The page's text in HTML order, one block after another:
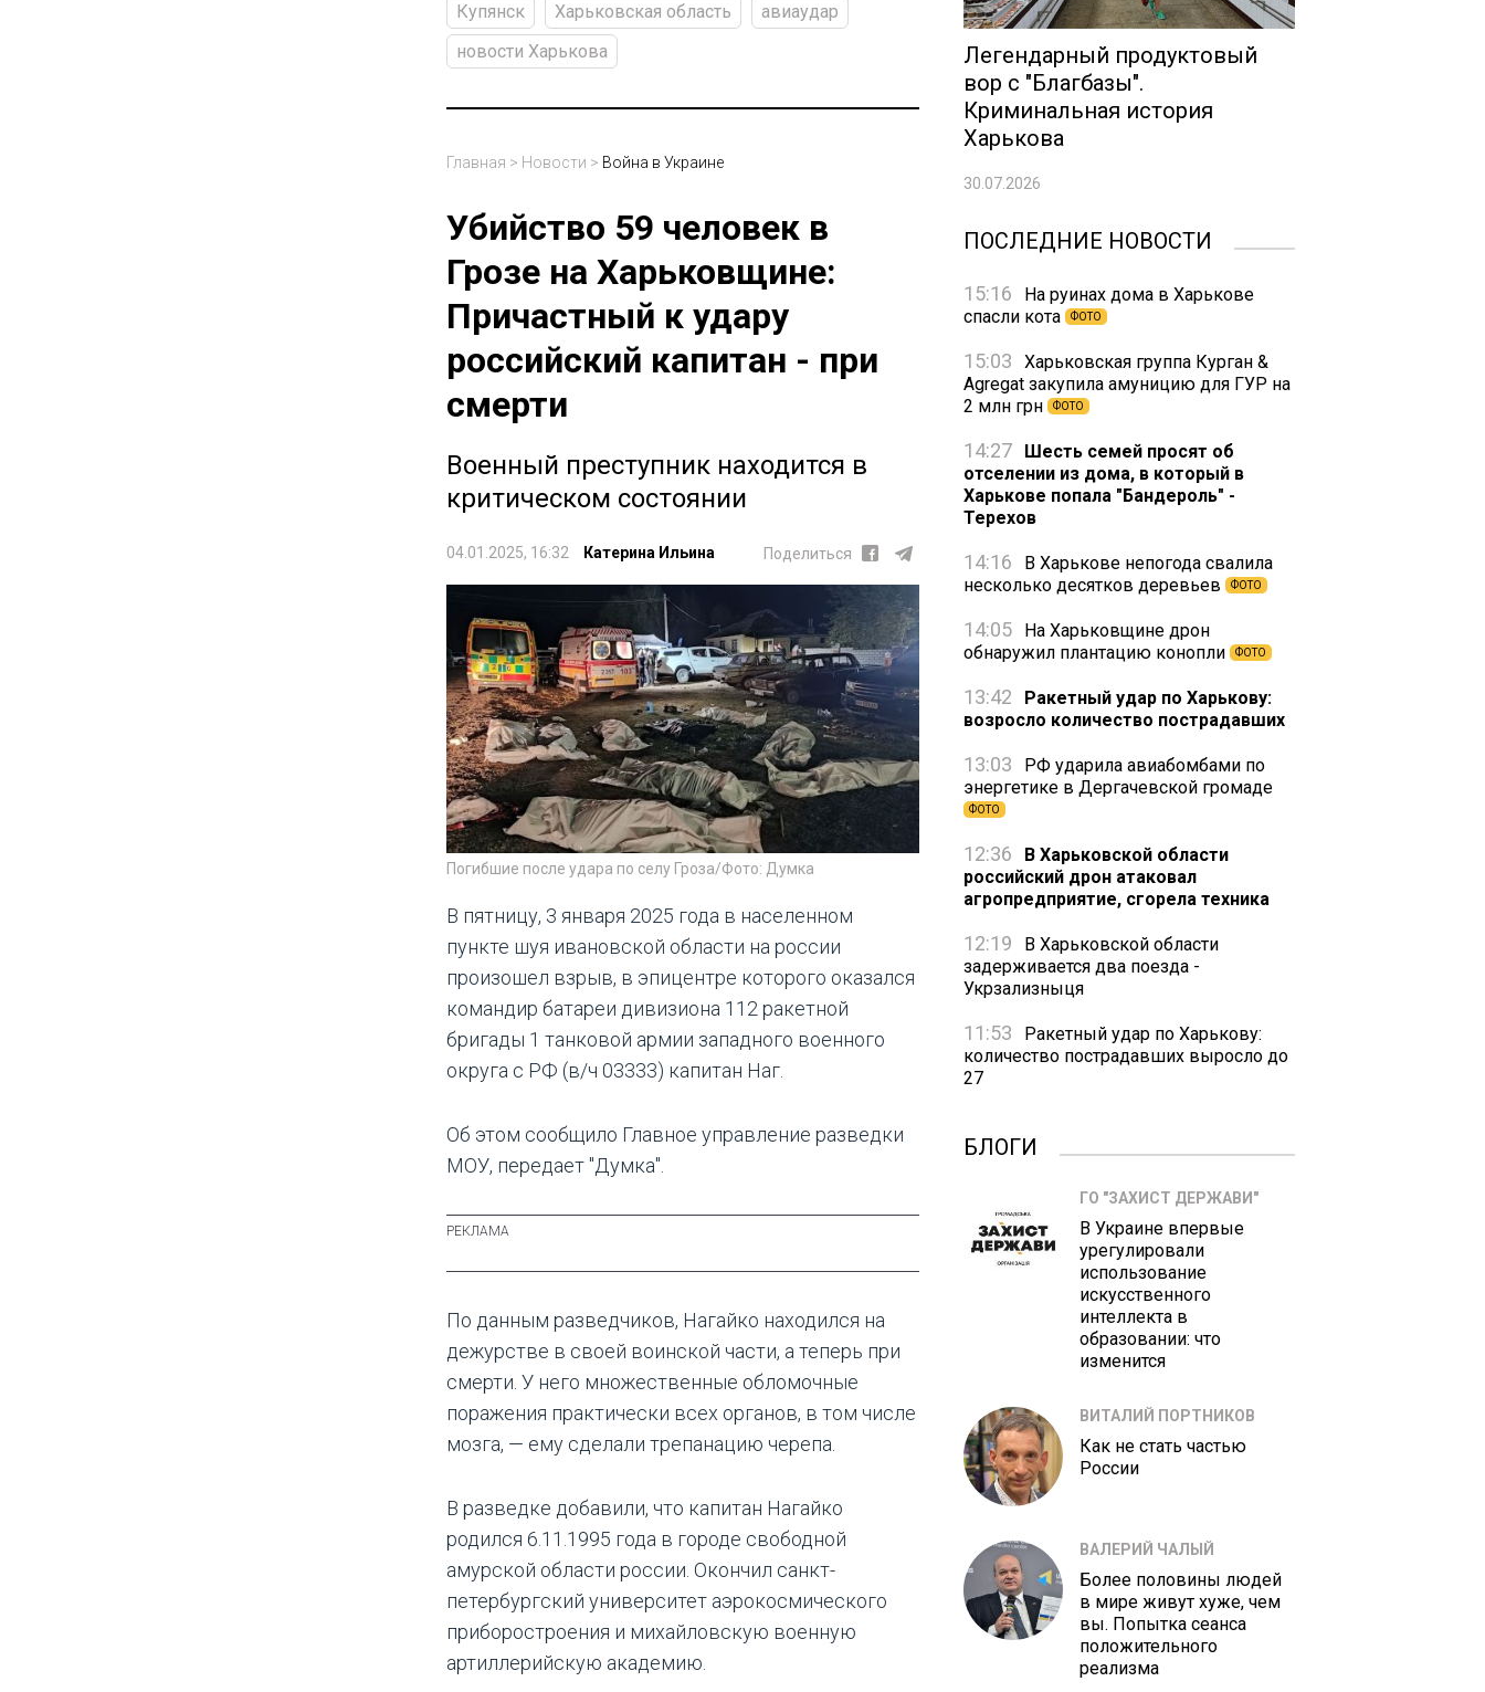
Купянск
Харьковская область
авиаудар
новости Харькова
Главная > Новости > Война в Украине
Убийство 59 человек в
Грозе на Харьковщине:
Причастный к удару
российский капитан - при
смерти
Военный преступник находится в
критическом состоянии
04.01.2025, 16:32 Катерина Ильина Поделиться
Погибшие после удара по селу Гроза/Фото: Думка
В пятницу, 3 января 2025 года в населенном
пункте шуя ивановской области на россии
произошел взрыв, в эпицентре которого оказался
командир батареи дивизиона 112 ракетной
бригады 1 танковой армии западного военного
округа с РФ (в/ч 03333) капитан Наг.
Об этом сообщило Главное управление разведки
МОУ, передает "Думка".
По данным разведчиков, Нагайко находился на
дежурстве в своей воинской части, а теперь при
смерти. У него множественные обломочные
поражения практически всех органов, в том числе
мозга, — ему сделали трепанацию черепа.
В разведке добавили, что капитан Нагайко
родился 6.11.1995 года в городе свободной
амурской области россии. Окончил санкт-
петербургский университет аэрокосмического
приборостроения и михайловскую военную
артиллерийскую академию.
Легендарный продуктовый
вор с "Благбазы".
Криминальная история
Харькова
30.07.2026
ПОСЛЕДНИЕ НОВОСТИ
15:16
На руинах дома в Харькове
спасли кота
ФОТО
15:03
Харьковская группа Курган &
Agregat закупила амуницию для ГУР на
2 млн грн
ФОТО
14:27
Шесть семей просят об
отселении из дома, в который в
Харькове попала "Бандероль" -
Терехов
14:16
В Харькове непогода свалила
несколько десятков деревьев
ФОТО
14:05
На Харьковщине дрон
обнаружил плантацию конопли
ФОТО
13:42
Ракетный удар по Харькову:
возросло количество пострадавших
13:03
РФ ударила авиабомбами по
энергетике в Дергачевской громаде
ФОТО
12:36
В Харьковской области
российский дрон атаковал
агропредприятие, сгорела техника
12:19
В Харьковской области
задерживается два поезда -
Укрзализныця
11:53
Ракетный удар по Харькову:
количество пострадавших выросло до
27
БЛОГИ
ГО "ЗАХИСТ ДЕРЖАВИ"
В Украине впервые
урегулировали
использование
искусственного
интеллекта в
образовании: что
изменится
ВИТАЛИЙ ПОРТНИКОВ
Как не стать частью
России
ВАЛЕРИЙ ЧАЛЫЙ
Более половины людей
в мире живут хуже, чем
вы. Попытка сеанса
положительного
реализма